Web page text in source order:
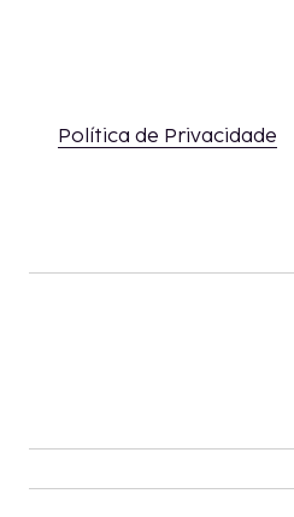
Política de Privacidade